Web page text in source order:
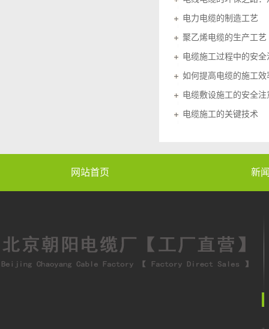
电力电缆的制造工艺
聚乙烯电缆的生产工艺
电缆施工过程中的安全
如何提高电缆的施工效
电缆敷设施工的安全注
电缆施工的关键技术
网站首页 新